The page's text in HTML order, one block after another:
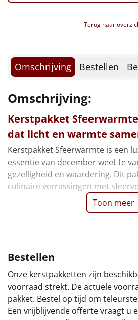
Borrelplank
NIEUW
Noodradio NIEUW
Deken (fleece plaid)
Alle artikelen
Overige
Ideeën
Doe het zelf
Sinterklaaspakketten
Particulier
Kerstgeschenken 2026
Relatiegeschenken
Kerstkoekjes, 80 gr
Terug naar
Omschrijving Bestellen
Omschrijving:
Kerstpakket
dat licht en warmte
Kerstpakket Sfeerwarmte is een
essentie van december weet te
gezelligheid en waardering. Dit
culinaire verrassingen met
Toon meer
Bestellen
Onze kerstpakketten zijn
voorraad strekt. De actuele
pakket. Bestel op tijd om
Een vrijblijvende offerte vraagt u